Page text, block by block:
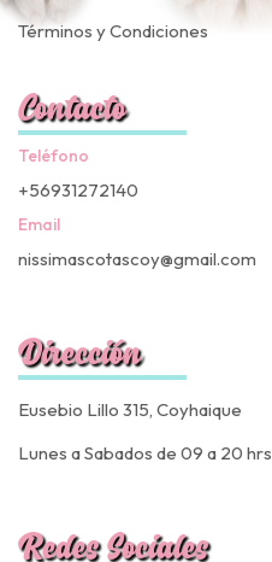
Términos y Condiciones
Contacto
Teléfono
+56931272140
Email
nissimascotascoy@gmail.com
Dirección
Eusebio Lillo 315, Coyhaique
Lunes a Sabados de 09 a 20 hrs
Redes Sociales